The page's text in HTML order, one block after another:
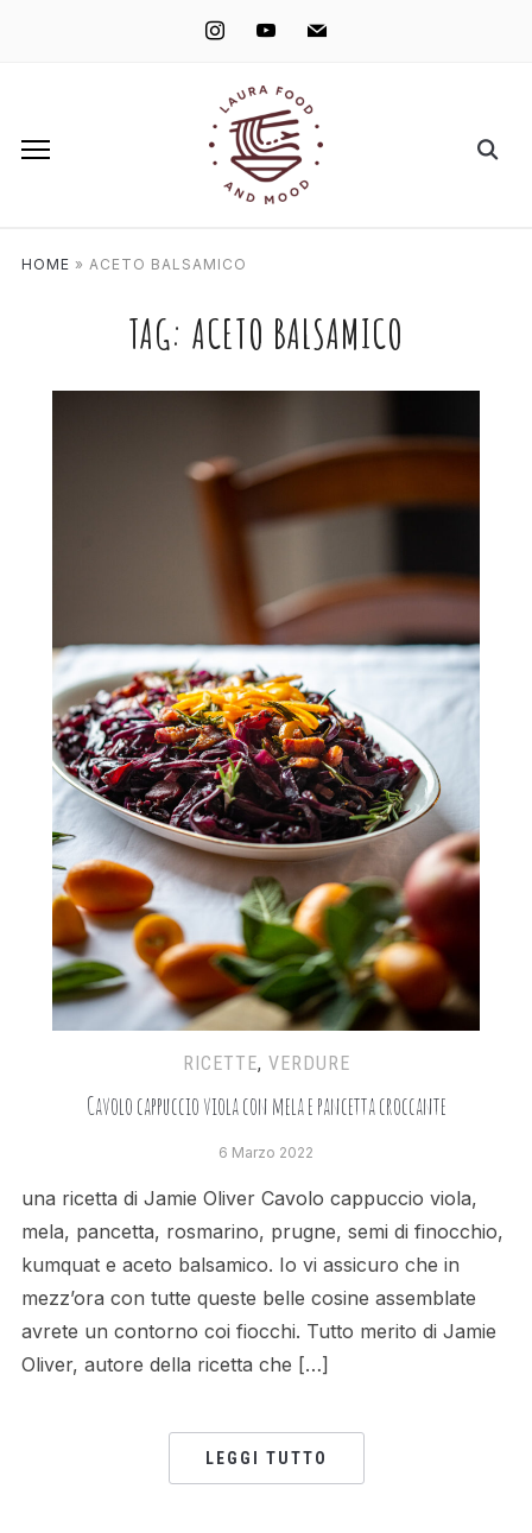
instagramyoutube mail
HOME » ACETO BALSAMICO
TAG: ACETO BALSAMICO
RICETTE, VERDURE
Cavolo cappuccio viola con mela e pancetta croccante
6 Marzo 2022
una ricetta di Jamie Oliver Cavolo cappuccio viola,
mela, pancetta, rosmarino, prugne, semi di finocchio,
kumquat e aceto balsamico. Io vi assicuro che in
mezz’ora con tutte queste belle cosine assemblate
avrete un contorno coi fiocchi. Tutto merito di Jamie
Oliver, autore della ricetta che […]
LEGGI TUTTO